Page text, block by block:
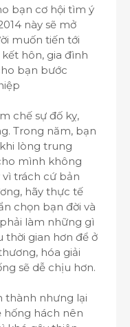
bạn cơ hội tìm ý
này sẽ mở
muốn tiến tới
hôn, gia đình
bạn bước
chế sự đố kỵ,
Trong năm, bạn
lòng trung
mình không
trách cứ bản
hãy thực tế
chọn bạn đời và
làm những gì
thời gian hơn để ở
hóa giải
sẽ dễ chịu hơn.
thành nhưng lại
hống hách nên